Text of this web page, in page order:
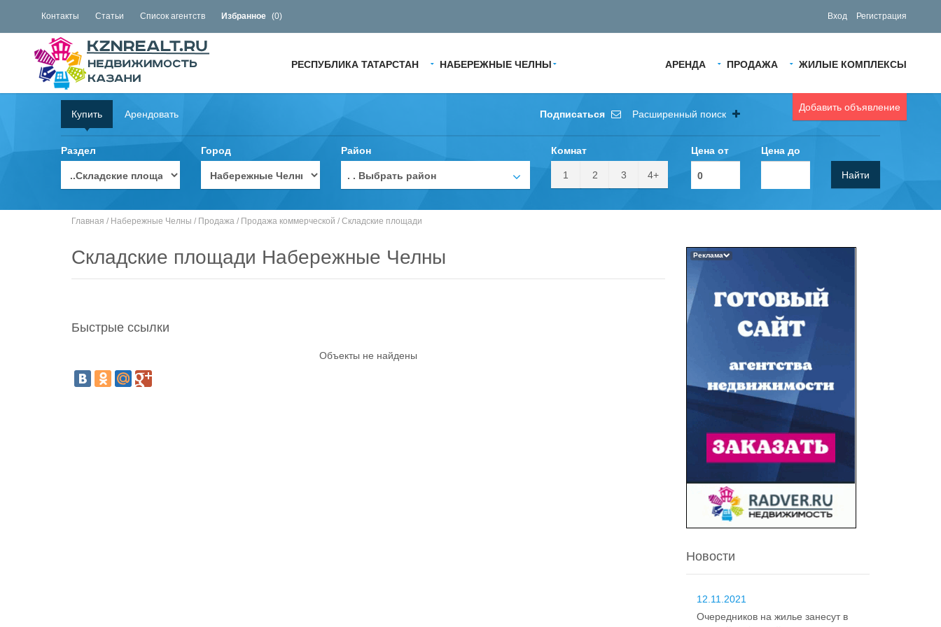
Контакты Статьи Список агентств Избранное (0) Вход Регистрация
АРЕНДА ПРОДАЖА ЖИЛЫЕ КОМПЛЕКСЫ
РЕСПУБЛИКА ТАТАРСТАН НАБЕРЕЖНЫЕ ЧЕЛНЫ
Добавить объявление
Купить Арендовать Подписаться Расширенный поиск
Раздел Город Район
. . Выбрать район
Комнат
1 2 3 4+
Цена от Цена до
Найти
Главная / Набережные Челны / Продажа / Продажа коммерческой / Складские площади
Складские площади Набережные Челны
Быстрые ссылки
Объекты не найдены
Реклама
Новости
12.11.2021
Очередников на жилье занесут в